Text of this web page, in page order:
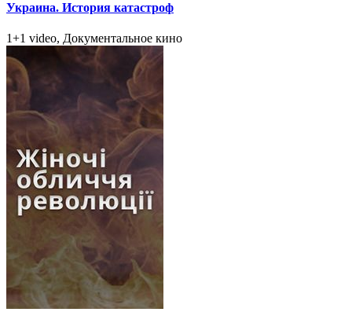
Украина. История катастроф
1+1 video, Документальное кино